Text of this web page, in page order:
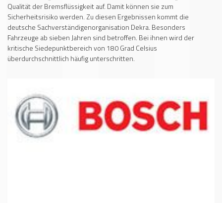
Qualität der Bremsflüssigkeit auf. Damit können sie zum
Sicherheitsrisiko werden. Zu diesen Ergebnissen kommt die
deutsche Sachverständigenorganisation Dekra. Besonders
Fahrzeuge ab sieben Jahren sind betroffen. Bei ihnen wird der
kritische Siedepunktbereich von 180 Grad Celsius
überdurchschnittlich häufig unterschritten.